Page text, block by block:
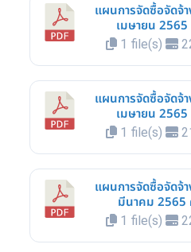
แผนการจัดซื้อจัดจ้า
เมษายน
1 file(s)
แผนการจัดซื้อจัดจ้า
เมษายน 2565
1 file(s)
แผนการจัดซื้อจัดจ้า
มีนาคม 2565
1 file(s)